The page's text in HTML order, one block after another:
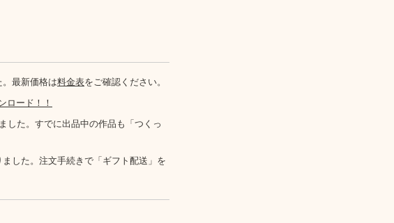
最新価格は料金表をご確認ください。
ロード！！
した。すでに出品中の作品も「つくっ
した。注文手続きで「ギフト配送」を